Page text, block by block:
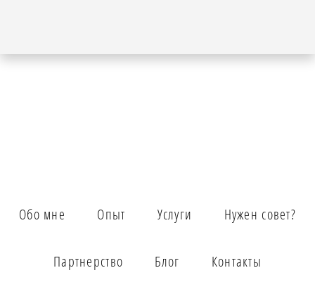
Обо мне Опыт Услуги Нужен совет?
Партнерство Блог Контакты